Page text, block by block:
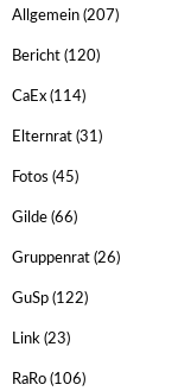
Allgemein (207)
Bericht (120)
CaEx (114)
Elternrat (31)
Fotos (45)
Gilde (66)
Gruppenrat (26)
GuSp (122)
Link (23)
RaRo (106)